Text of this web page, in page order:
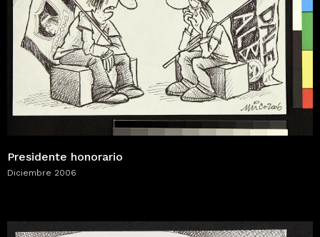
Presidente honorario
Diciembre 2006